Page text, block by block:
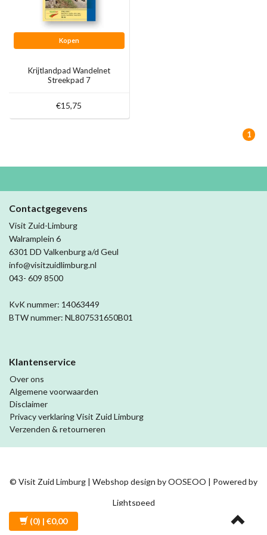
Kopen
Krijtlandpad Wandelnet
Streekpad 7
€15,75
1
Contactgegevens
Visit Zuid-Limburg
Walramplein 6
6301 DD Valkenburg a/d Geul
info@visitzuidlimburg.nl
043- 609 8500
KvK nummer: 14063449
BTW nummer: NL807531650B01
Klantenservice
Over ons
Algemene voorwaarden
Disclaimer
Privacy verklaring Visit Zuid Limburg
Verzenden & retourneren
© Visit Zuid Limburg | Webshop design byOOSEOO | Powered by
Lightspeed
(0) | €0,00